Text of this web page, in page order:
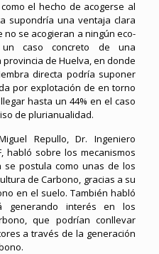
el hecho de acogerse al
supondría una ventaja clara
se acogieran a ningún eco-
un caso concreto de una
de Huelva, en donde
directa podría suponer
por explotación de en torno
hasta un 44% en el caso
de plurianualidad.
Repullo, Dr. Ingeniero
habló sobre los mecanismos
postula como unas de los
de Carbono, gracias a su
en el suelo. También habló
generando interés en los
que podrían conllevar
a través de la generación